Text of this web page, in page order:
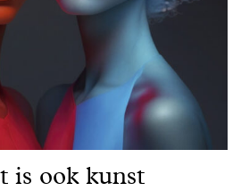
is ook kunst